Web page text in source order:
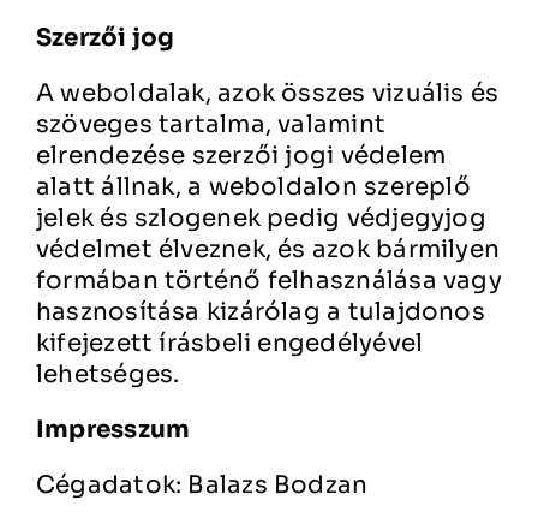
Szerzői jog
A weboldalak, azok összes vizuális és
szöveges tartalma, valamint
elrendezése szerzői jogi védelem
alatt állnak, a weboldalon szereplő
jelek és szlogenek pedig védjegyjog
védelmet élveznek, és azok bármilyen
formában történő felhasználása vagy
hasznosítása kizárólag a tulajdonos
kifejezett írásbeli engedélyével
lehetséges.
Impresszum
Cégadatok: Balazs Bodzan